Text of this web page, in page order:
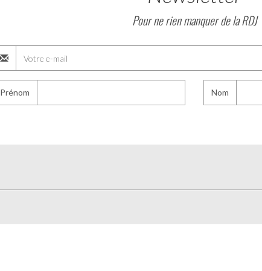
Pour ne rien manquer de la RDJ
Prénom Nom